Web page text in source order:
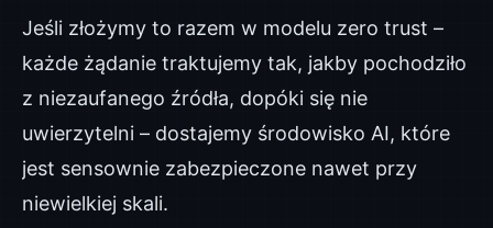
Jeśli złożymy to razem w modelu zero trust –
każde żądanie traktujemy tak, jakby pochodziło
z niezaufanego źródła, dopóki się nie
uwierzytelni – dostajemy środowisko AI, które
jest sensownie zabezpieczone nawet przy
niewielkiej skali.